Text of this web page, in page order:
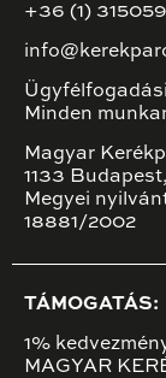
+36 (1)
Minden
Magyar
1133
Megyei
18881/2002
TÁMOGATÁS:
1%
MAGYAR